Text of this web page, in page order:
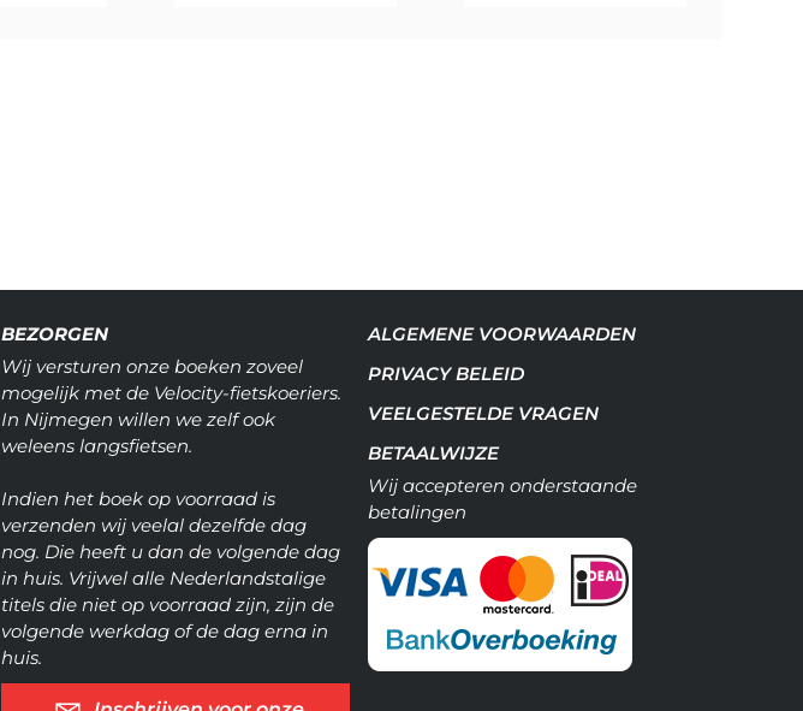
BEZORGEN
Wij versturen onze boeken zoveel
mogelijk met de Velocity-fietskoeriers.
In Nijmegen willen we zelf ook
weleens langsfietsen.
Indien het boek op voorraad is
verzenden wij veelal dezelfde dag
nog. Die heeft u dan de volgende dag
in huis. Vrijwel alle Nederlandstalige
titels die niet op voorraad zijn, zijn de
volgende werkdag of de dag erna in
huis.
ALGEMENE VOORWAARDEN
PRIVACY BELEID
VEELGESTELDE VRAGEN
BETAALWIJZE
Wij accepteren onderstaande
betalingen